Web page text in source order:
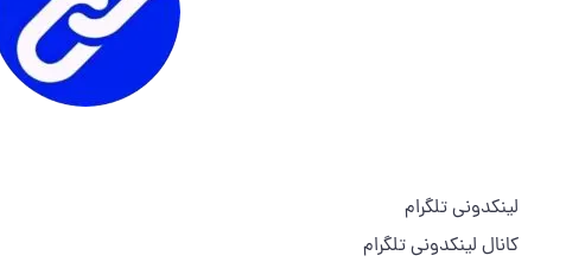
لینکدونی تلگرام
کانال لینکدونی تلگرام